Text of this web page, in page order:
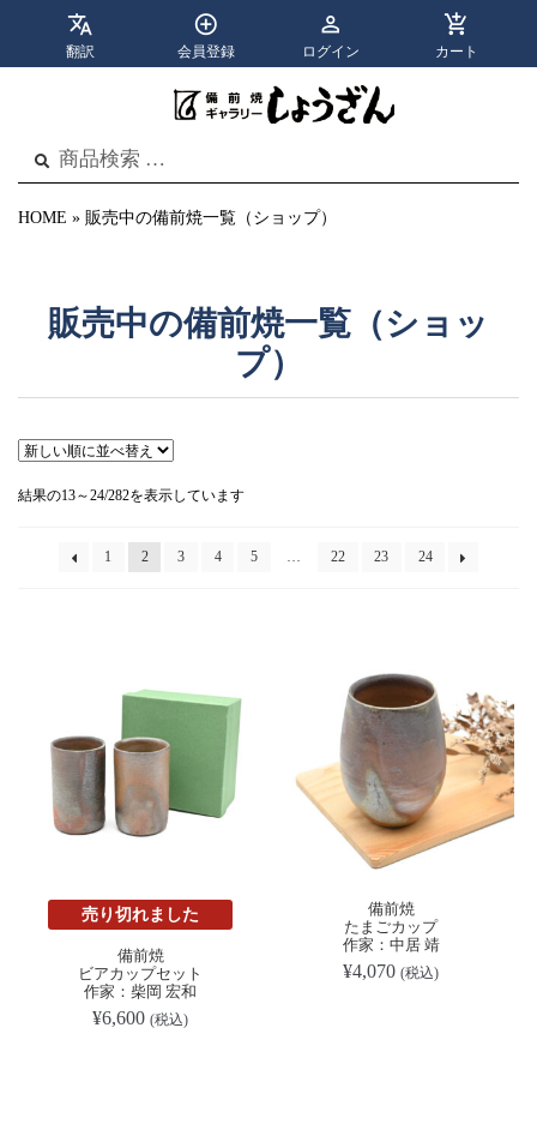
翻訳 会員登録 ログイン カート
結
検
索
HOME » 販売中の備前焼一覧（ショップ）
販売中の備前焼一覧（ショッ
プ）
結果の13～24/282を表示しています新
順
1 2 3 4 5 … 22 23 24
売り切れました
備前焼
ビアカップセット
作家：柴岡 宏和
¥6,600 (税込)
備前焼
たまごカップ
作家：中居 靖
¥4,070 (税込)